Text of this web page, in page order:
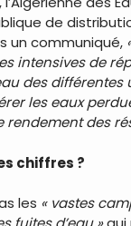
de
un communiqué,
intensives de
des différentes
les eaux
rendement des
chiffres ?
les « vastes